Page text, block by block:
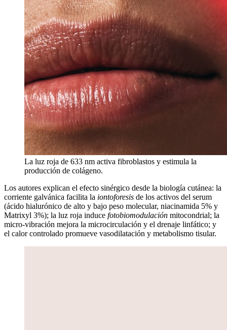
La luz roja de 633 nm activa fibroblastos y estimula la
producción de colágeno.
Los autores explican el efecto sinérgico desde la biología cutánea: la
corriente galvánica facilita la iontoforesis de los activos del serum
(ácido hialurónico de alto y bajo peso molecular, niacinamida 5% y
Matrixyl 3%); la luz roja induce fotobiomodulación mitocondrial; la
micro-vibración mejora la microcirculación y el drenaje linfático; y
el calor controlado promueve vasodilatación y metabolismo tisular.